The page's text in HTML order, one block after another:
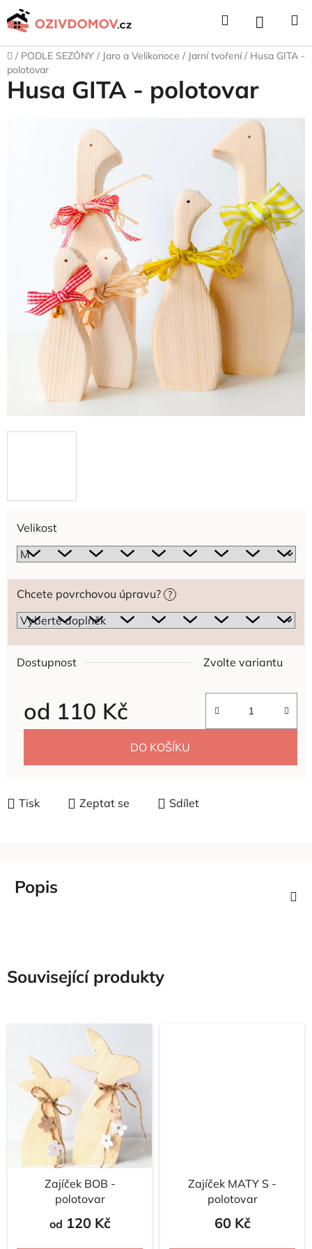
Přejít
na
Hledat NÁKUPNÍ
KOŠÍK
Domů
/ PODLE SEZÓNY / Jaro a Velikonoce / Jarní tvoření / Husa GITA -
polotovar
Velikost
Chcete povrchovou úpravu? ?
Dostupnost Zvolte variantu
od 110 Kč
Měrná cena:
DO KOŠÍKU
Tisk Zeptat se Sdílet
Husa GITA - polotovar
Popis
Související produkty
Zajíček BOB -
polotovar
od 120 Kč
Zajíček MATY S -
polotovar
60 Kč